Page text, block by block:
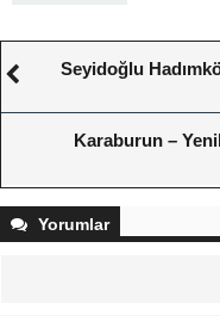
Seyidoğlu
Karaburun –
Yorumlar